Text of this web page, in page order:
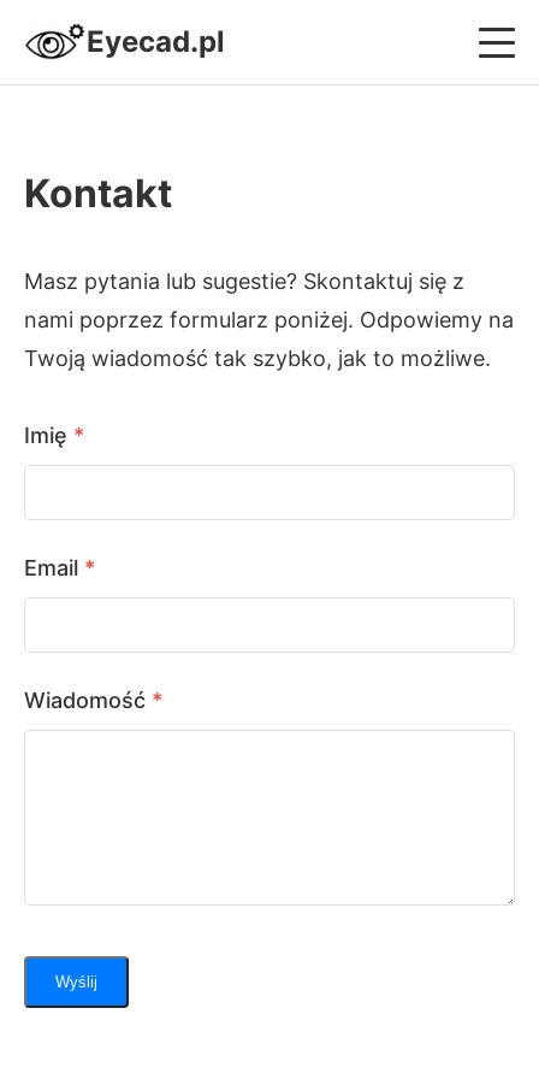
Eyecad.pl
Nowoczesne Budownictwo
Strefa Sprzętowa
Kontakt
Masz pytania lub sugestie? Skontaktuj się z
nami poprzez formularz poniżej. Odpowiemy na
Twoją wiadomość tak szybko, jak to możliwe.
Imię *
Email *
Wiadomość *
Wyślij